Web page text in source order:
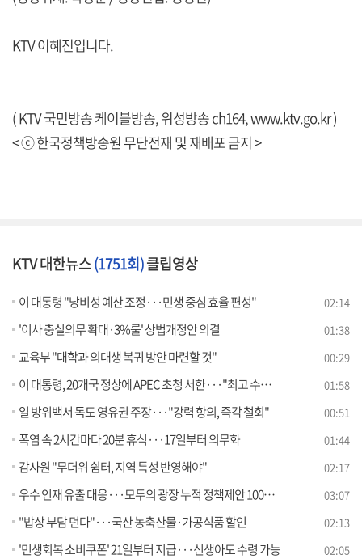
KTV 이혜진입니다.
( KTV 국민방송 케이블방송, 위성방송 ch164,www.ktv.go.kr)
< ⓒ 한국정책방송원 무단전재 및 재배포 금지 >
KTV 대한뉴스(1751회)클립영상
이 대통령 "낭비성 예산 조정···민생 중심 효율 편성" 02:14
'이사 충실의무 확대·3%룰' 상법개정안 의결 01:38
교육부 "대학과 의대생 복귀 방안 마련할 것" 00:29
이 대통령, 20개국 정상에 APEC 초청 서한···"최고 수준 개최" 01:58
일 방위백서 독도 영유권 주장···"강력 항의, 즉각 철회" 00:51
폭염 속 2시간마다 20분 휴식···17일부터 의무화 01:44
감사원 "무더위 쉼터, 지역 특성 반영해야" 02:17
우수 인재 유출 대응···모두의 광장 누적 정책제안 100만 건 돌파 03:07
"밥상 부담 던다"···국산 농축산물·가공식품 할인 02:13
'민생회복 소비쿠폰' 21일부터 지급···신생아도 수령 가능 02:05